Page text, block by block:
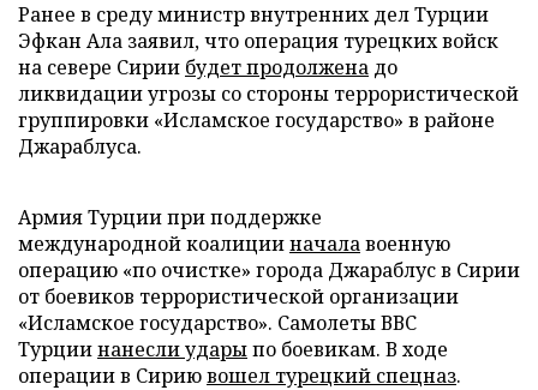
Ранее в среду министр внутренних дел Турции
Эфкан Ала заявил, что операция турецких войск
на севере Сирии будет продолжена до
ликвидации угрозы со стороны террористической
группировки «Исламское государство» в районе
Джараблуса.
Армия Турции при поддержке
международной коалицииначалавоенную
операцию «по очистке» города Джараблус в Сирии
от боевиков террористической организации
«Исламское государство». Самолеты ВВС
Турциинанесли ударыпо боевикам. В ходе
операции в Сириювошел турецкий спецназ.